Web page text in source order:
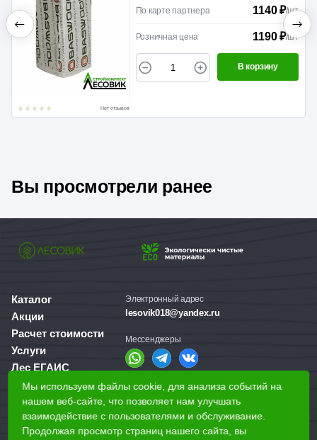
Нет отзывов
По карте партнера 1140 ₽/шт
Розничная цена 1190 ₽/шт
В корзину
Вы просмотрели ранее
Каталог
Акции
Расчет стоимости
Услуги
Лес ЕГАИС
О компании
Доставка и оплата
Для бизнеса
Электронный адрес
lesovik018@yandex.ru
Мессенджеры
Справочная служба
+7 (3412) 77-60-50
Мы используем файлы cookie, для анализа событий на
нашем веб-сайте, что позволяет нам улучшать
взаимодействие с пользователями и обслуживание.
Продолжая просмотр страниц нашего сайта, вы